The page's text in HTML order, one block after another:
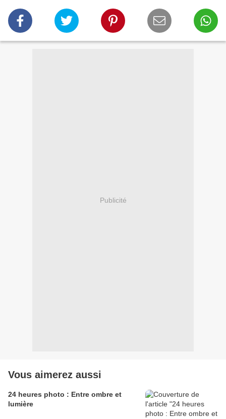
Publicité
Vous aimerez aussi
24 heures photo : Entre ombre et
lumière